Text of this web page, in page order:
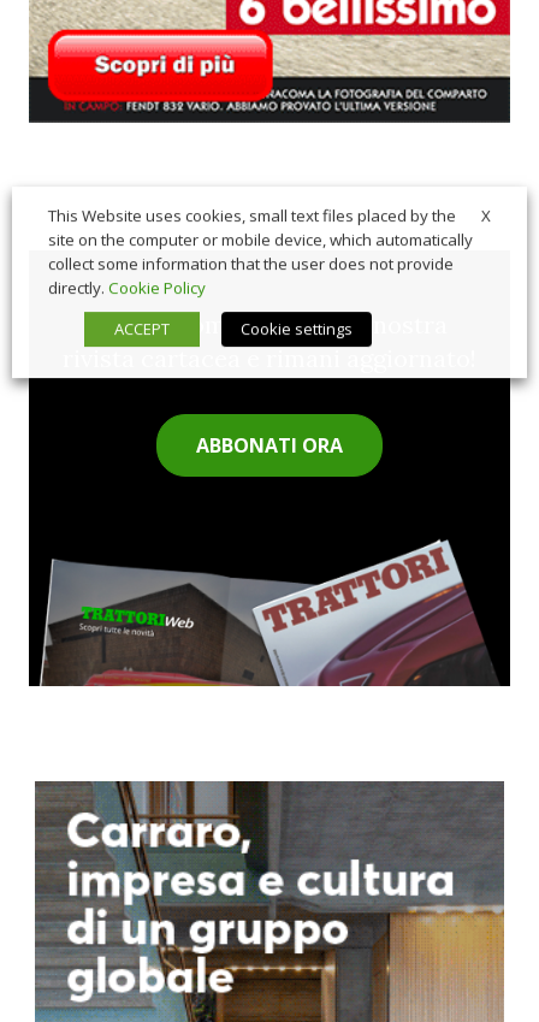
Sfoglia comodamente la nostra
rivista cartacea e rimani aggiornato!
ABBONATI ORA
X
This Website uses cookies, small text files placed by the
site on the computer or mobile device, which automatically
collect some information that the user does not provide
directly. Cookie Policy
ACCEPT
Cookie settings